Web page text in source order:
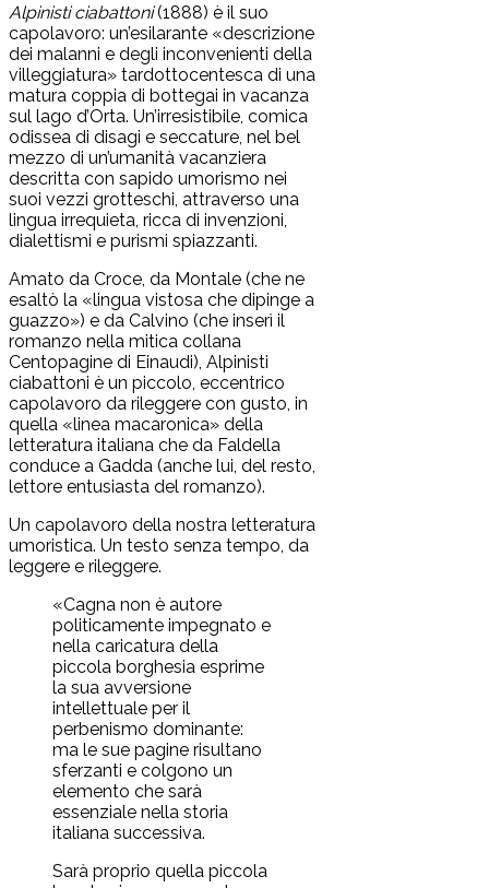
Alpinisti ciabattoni(1888) è il suo
capolavoro: un’esilarante «descrizione
dei malanni e degli inconvenienti della
villeggiatura» tardottocentesca di una
matura coppia di bottegai in vacanza
sul lago d’Orta. Un’irresistibile, comica
odissea di disagi e seccature, nel bel
mezzo di un’umanità vacanziera
descritta con sapido umorismo nei
suoi vezzi grotteschi, attraverso una
lingua irrequieta, ricca di invenzioni,
dialettismi e purismi spiazzanti.
Amato da Croce, da Montale (che ne
esaltò la «lingua vistosa che dipinge a
guazzo») e da Calvino (che inserì il
romanzo nella mitica collana
Centopagine di Einaudi), Alpinisti
ciabattoni è un piccolo, eccentrico
capolavoro da rileggere con gusto, in
quella «linea macaronica» della
letteratura italiana che da Faldella
conduce a Gadda (anche lui, del resto,
lettore entusiasta del romanzo).
Un capolavoro della nostra letteratura
umoristica. Un testo senza tempo, da
leggere e rileggere.
«Cagna non è autore
politicamente impegnato e
nella caricatura della
piccola borghesia esprime
la sua avversione
intellettuale per il
perbenismo dominante:
ma le sue pagine risultano
sferzanti e colgono un
elemento che sarà
essenziale nella storia
italiana successiva.
Sarà proprio quella piccola